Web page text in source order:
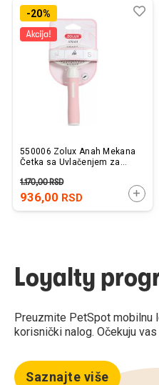
-20%
550006 Zolux Anah Mekana
Četka sa Uvlačenjem za
936,00 RSD
1.170,00RSD
Loyalty
Preuzmite PetSpot mobilnu
korisnički nalog. Očekuju
Saznajte više